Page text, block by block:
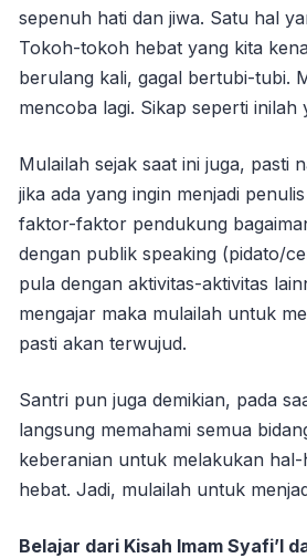
sepenuh hati dan jiwa. Satu hal
Tokoh-tokoh hebat yang kita
berulang kali, gagal bertubi-tubi.
mencoba lagi. Sikap seperti
Mulailah sejak saat ini juga, pasti
jika ada yang ingin menjadi
faktor-faktor pendukung
dengan publik speaking (pidato/
pula dengan aktivitas-aktivitas
mengajar maka mulailah untuk
pasti akan terwujud.
Santri pun juga demikian, pada
langsung memahami semua
keberanian untuk melakukan
hebat. Jadi, mulailah untuk
Belajar dari Kisah Imam Syafi’I